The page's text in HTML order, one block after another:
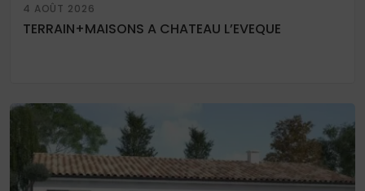
4 AOÛT 2026
TERRAIN+MAISONS A CHATEAU L’EVEQUE